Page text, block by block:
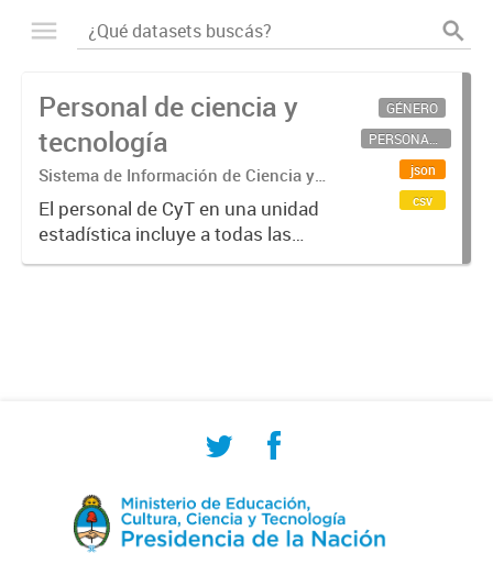
Personal de ciencia y
tecnología
Sistema de Información de Ciencia y
Tecnología Argentino (SICYTAR)
El personal de CyT en una unidad
estadística incluye a todas las
personas involucradas
GÉNERO
PERSONAL CIENTÍFICO-TECNOLÓGICO
json
csv